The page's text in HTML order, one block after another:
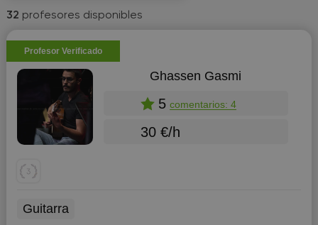
32 profesores disponibles
Profesor Verificado
Ghassen Gasmi
5 comentarios: 4
30 €/h
Guitarra